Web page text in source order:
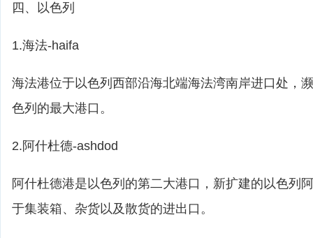
四、以色列
1.海法-haifa
海法港位于以色列西部沿海北端海法湾南岸进口处，
色列的最大港口。
2.阿什杜德-ashdod
阿什杜德港是以色列的第二大港口，新扩建的以色列
于集装箱、杂货以及散货的进出口。